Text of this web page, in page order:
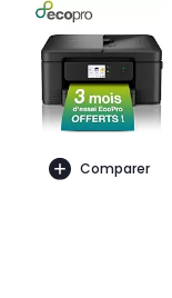
Comparer